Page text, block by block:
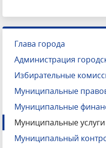
Глава города
Администрация
Избирательные
Муниципальные
Муниципальные
Муниципальные услуги
Муниципальный